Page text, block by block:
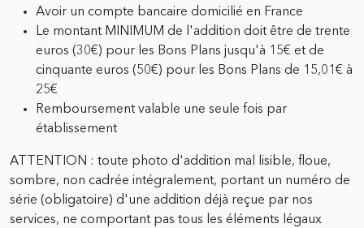
Avoir un compte bancaire domicilié en France
Le montant MINIMUM de l'addition doit être de trente
euros (30€) pour les Bons Plans jusqu'à 15€ et de
cinquante euros (50€) pour les Bons Plans de 15,01€ à
25€
Remboursement valable une seule fois par
établissement
ATTENTION : toute photo d'addition mal lisible, floue,
sombre, non cadrée intégralement, portant un numéro de
série (obligatoire) d'une addition déjà reçue par nos
services, ne comportant pas tous les éléments légaux